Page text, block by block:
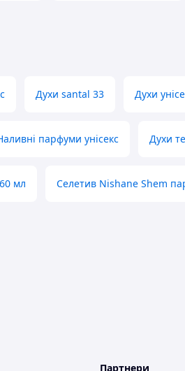
Духи santal 33 Духи
парфуми унісекс Духи
мл Селетив Nishane Shem
Партнери